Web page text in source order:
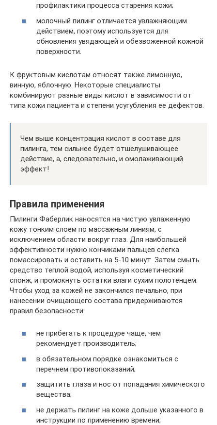
профилактики процесса старения кожи;
молочный пилинг отличается увлажняющим
действием, поэтому используется для
обновления увядающей и обезвоженной кожной
поверхности.
К фруктовым кислотам относят также лимонную,
винную, яблочную. Некоторые специалисты
комбинируют разные виды кислот в зависимости от
типа кожи пациента и степени усугубления ее дефектов.
Чем выше концентрация кислот в составе для
пилинга, тем сильнее будет отшелушивающее
действие, а, следовательно, и омолаживающий
эффект!
Правила применения
Пилинги Фаберлик наносятся на чистую увлаженную
кожу тонким слоем по массажным линиям, с
исключением области вокруг глаз. Для наибольшей
эффективности нужно кончиками пальцев слегка
помассировать и оставить на 5-10 минут. Затем смыть
средство теплой водой, используя косметический
спонж, и промокнуть остатки влаги сухим полотенцем.
Чтобы уход за кожей не закончился печально, при
нанесении очищающего состава придерживаются
правил безопасности:
не прибегать к процедуре чаще, чем
рекомендует производитель;
в обязательном порядке ознакомиться с
перечнем противопоказаний;
защитить глаза и нос от попадания химического
вещества;
не держать пилинг на коже дольше указанного в
инструкции по применению времени;